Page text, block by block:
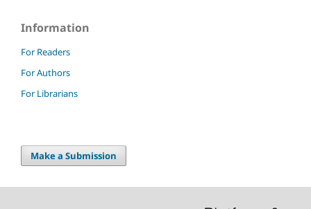
Information
For Readers
For Authors
For Librarians
Make a Submission